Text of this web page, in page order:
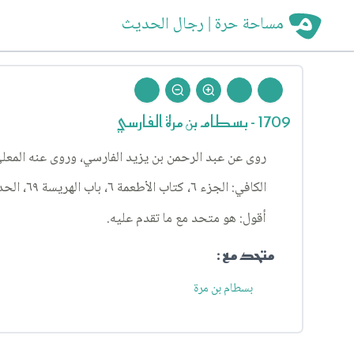
مساحة حرة | رجال الحديث
1709 - بسطام بن مرة الفارسي
روى عن عبد الرحمن بن يزيد الفارسي، وروى عنه
الكافي: الجزء ٦، كتاب الأطعمة ٦، باب الهريسة ٦٩، الحديث ١.
أقول: هو متحد مع ما تقدم عليه.
متحد مع :
بسطام بن مرة